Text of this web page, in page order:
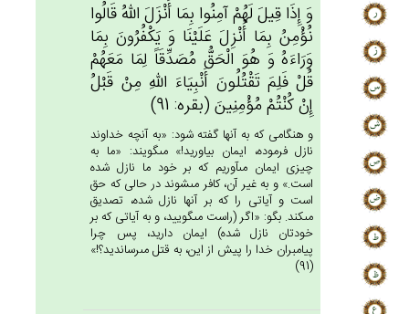
وَ إِذَا قِيل‌َ لَهُم‌ْ آمِنُوا بِمَا أَنْزَل‌َ الله‌ُ قَالُوا
نُؤْمِن‌ُ بِمَا أُنْزِل‌َ عَلَيْنَا وَ يَكْفُرُون‌َ بِمَا
وَرَاءَه‌ُ وَ هُوَ الْحَق‌ُّ مُصَدِّقَاً لِمَا مَعَهُم‌ْ
قُل‌ْ فَلِم‌َ تَقْتُلُون‌َ أَنْبِيَاءَ الله‌ِ مِن‌ْ قَبْل‌ُ
إِن‌ْ كُنْتُم‌ْ مُؤْمِنِين‌َ (بقره: 91)
و هنگامى كه به آنها گفته شود: «به آنچه خداوند
نازل فرموده، ايمان بياوريد!» مى‏گويند: «ما به
چيزى ايمان مى‏آوريم كه بر خود ما نازل شده
است.» و به غير آن، كافر مى‏شوند در حالى كه حق
است و آياتى را كه بر آنها نازل شده، تصديق
مى‏كند. بگو: «اگر (راست مى‏گوييد، و به آياتى كه بر
خودتان نازل شده) ايمان داريد، پس چرا
پيامبران خدا را پيش از اين، به قتل مى‏رسانديد؟!»
(91)